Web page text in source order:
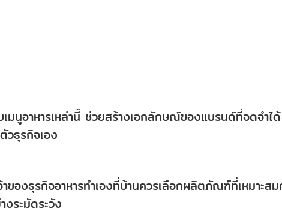
มนูอาหารเหล่านี้ ช่วยสร้างเอกลักษณ์ของแบรนด์ที่จดจำได้
วธุรกิจเอง
องธุรกิจอาหารทำเองที่บ้านควรเลือกผลิตภัณฑ์ที่เหมาะส
ระมัดระวัง